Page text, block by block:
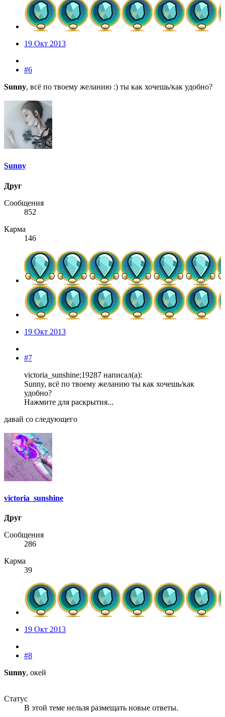
19 Окт 2013
#6
Sunny, всё по твоему желанию :) ты как хочешь/как удобно?
Sunny
Друг
Сообщения
852
Карма
146
19 Окт 2013
#7
victoria_sunshine;19287 написал(а):
Sunny, всё по твоему желанию ты как хочешь/как
удобно?
Нажмите для раскрытия...
давай со следующего
victoria_sunshine
Друг
Сообщения
286
Карма
39
19 Окт 2013
#8
Sunny, окей
Статус
В этой теме нельзя размещать новые ответы.